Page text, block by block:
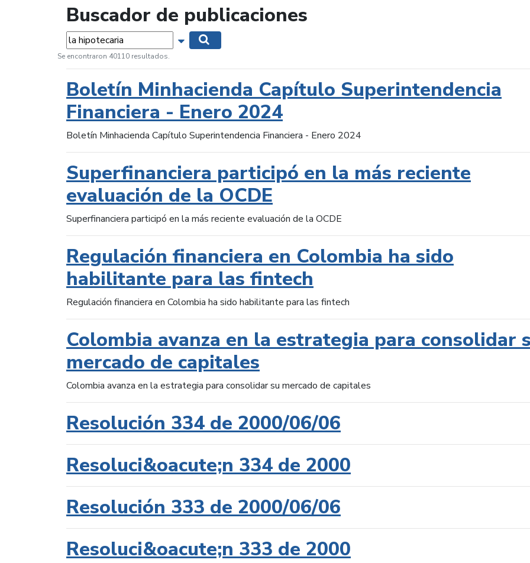
Buscador de publicaciones
Palabras... Mostrar opciones de búsqueda
Se encontraron 40110 resultados.
Boletín Minhacienda Capítulo Superintendencia
Financiera - Enero 2024
Boletín Minhacienda Capítulo Superintendencia Financiera - Enero 2024
Superfinanciera participó en la más reciente
evaluación de la OCDE
Superfinanciera participó en la más reciente evaluación de la OCDE
Regulación financiera en Colombia ha sido
habilitante para las fintech
Regulación financiera en Colombia ha sido habilitante para las fintech
Colombia avanza en la estrategia para consolidar
mercado de capitales
Colombia avanza en la estrategia para consolidar su mercado de capitales
Resolución 334 de 2000/06/06
Resoluci&oacute;n 334 de 2000
Resolución 333 de 2000/06/06
Resoluci&oacute;n 333 de 2000